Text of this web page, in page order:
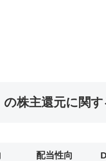
株主還元に関
配当性向